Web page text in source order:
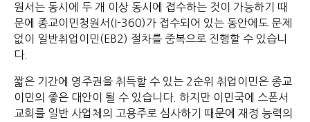
원서는 동시에 두 개 이상 동시에 접수하는 것이 가능하기 때
문에 종교이민청원서(I-360)가 접수되어 있는 동안에도 문제
없이 일반취업이민(EB2) 절차를 중복으로 진행할 수 있습니
다.
짧은 기간에 영주권을 취득할 수 있는 2순위 취업이민은 종교
이민의 좋은 대안이 될 수 있습니다. 하지만 이민국에 스폰서
교회를 일반 사업체의 고용주로 심사하기 때문에 재정 능력의